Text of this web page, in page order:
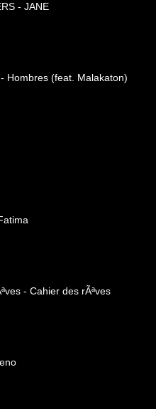
- JANE
Hombres (feat. Malakaton)
- Cahier des rÃªves